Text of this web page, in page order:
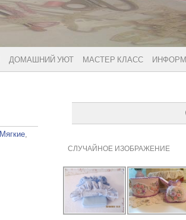
ДОМАШНИЙ УЮТ МАСТЕР КЛАСС
Мягкие,
СЛУЧАЙНОЕ ИЗОБРАЖЕНИЕ